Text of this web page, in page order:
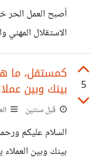
حسوب، وعلى
جادين، مما يقلل
أصبح العمل الحر
الاستقلال المهني
الوقت نفسه،
تحقيق الاستقرار
هي الوجه المشرق
مرونة في اختيار
إمكانية زيادة
السمعة المهنية،
5
كمستقل، ما
بينك وبين
قبل سنتين
السلام عليكم
بينك وبين